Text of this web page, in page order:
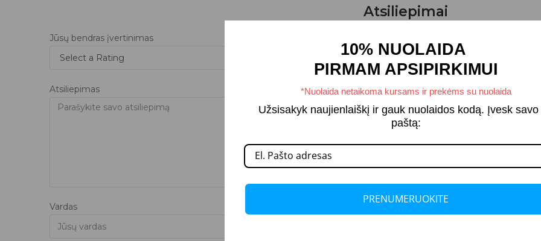
Atsiliepimai
Jūsų bendras įvertinimas
Atsiliepimas
Vardas
10% NUOLAIDA
PIRMAM APSIPIRKIMUI
*Nuolaida netaikoma kursams ir prekėms su nuolaida
Užsisakyk naujienlaiškį ir gauk nuolaidos kodą. Įvesk savo
paštą:
PRENUMERUOKITE